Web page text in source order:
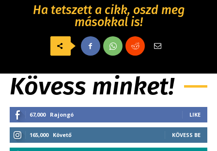
Ha tetszett a cikk, oszd meg
másokkal is!
Kövess minket!
67,000 Rajongó LIKE
165,000 Követő KÖVESS BE